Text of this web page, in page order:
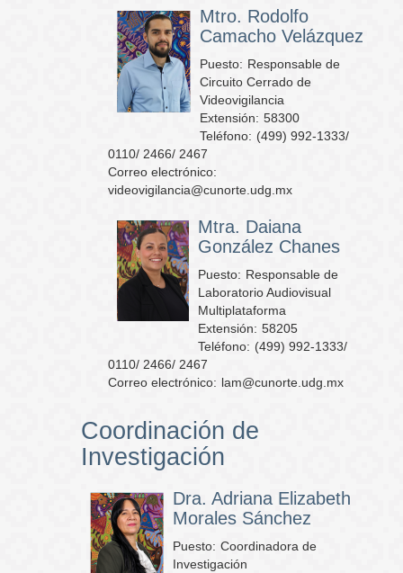
Mtro. Rodolfo
Camacho Velázquez
Puesto: Responsable de
Circuito Cerrado de
Videovigilancia
Extensión: 58300
Teléfono: (499) 992-1333/
0110/ 2466/ 2467
Correo electrónico:
videovigilancia@cunorte.udg.mx
Mtra. Daiana
González Chanes
Puesto: Responsable de
Laboratorio Audiovisual
Multiplataforma
Extensión: 58205
Teléfono: (499) 992-1333/
0110/ 2466/ 2467
Correo electrónico: lam@cunorte.udg.mx
Coordinación de
Investigación
Dra. Adriana Elizabeth
Morales Sánchez
Puesto: Coordinadora de
Investigación